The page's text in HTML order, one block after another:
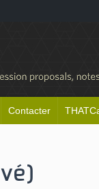
Contacter